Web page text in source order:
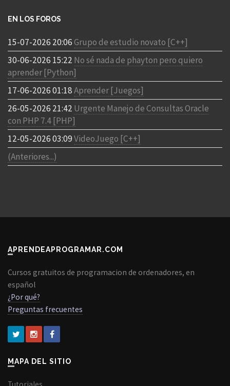
EN LOS FOROS
15-07-2026 20:06Grupo de estudio novato [C++]
30-06-2026 15:22 No sé nada de phayton pero quiero
aprender [Python]
17-06-2026 01:18Aprender [Juegos]
26-05-2026 21:42 Urgente Manejo de Consultas Oracle
con PHP 7.4 [PHP]
12-05-2026 03:09VideoJuego [C++]
(Anteriores...)
APRENDEAPROGRAMAR.COM
Cursos gratuitos de programacion de ordenadores, en
español
¿Por qué?
Preguntas frecuentes
MAPA DEL SITIO